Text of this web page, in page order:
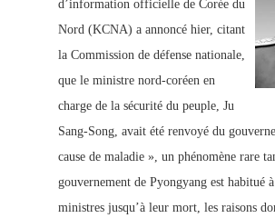
d’information officielle de Corée du
Nord (KCNA) a annoncé hier, citant
la Commission de défense nationale,
que le ministre nord-coréen en
charge de la sécurité du peuple, Ju
Sang-Song, avait été renvoyé du
cause de maladie », un phénomène rare
gouvernement de Pyongyang est habitué
ministres jusqu’à leur mort, les raisons